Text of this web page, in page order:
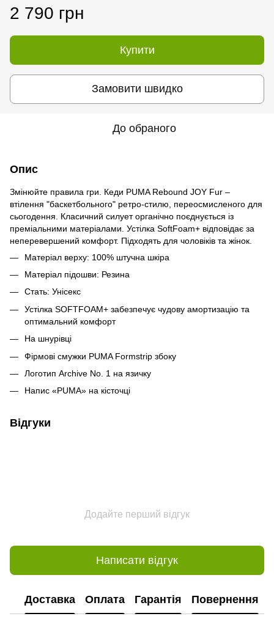
2 790 грн
Купити
Замовити швидко
До обраного
Опис
Змінюйте правила гри. Кеди PUMA Rebound JOY Fur –
втілення "баскетбольного" ретро-стилю, переосмисленого для
сьогодення. Класичний силует органічно поєднується із
преміальними матеріалами. Устілка SoftFoam+ відповідає за
неперевершений комфорт. Підходять для чоловіків та жінок.
Матеріал верху: 100% штучна шкіра
Матеріал підошви: Резина
Стать: Унісекс
Устілка SOFTFOAM+ забезпечує чудову амортизацію та
оптимальний комфорт
На шнурівці
Фірмові смужки PUMA Formstrip збоку
Логотип Archive No. 1 на язичку
Напис «PUMA» на кісточці
Відгуки
Додайте перший відгук
Написати відгук
Доставка Оплата Гарантія Повернення